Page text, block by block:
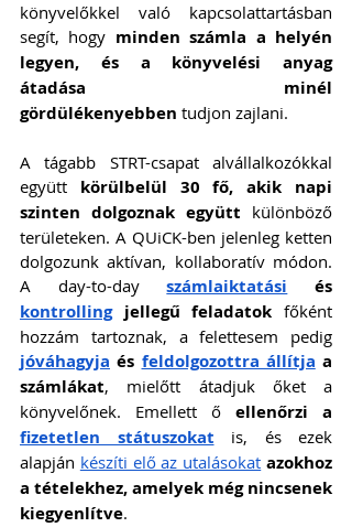
könyvelőkkel való kapcsolattartásban
segít, hogy minden számla a helyén
legyen, és a könyvelési anyag
átadása minél
gördülékenyebben tudjon zajlani.
A tágabb STRT-csapat alvállalkozókkal
együtt körülbelül 30 fő, akik napi
szinten dolgoznak együtt különböző
területeken. A QUiCK-ben jelenleg ketten
dolgozunk aktívan, kollaboratív módon.
A day-to-day számlaiktatási
kontrolling jellegű feladatok főként
jóváhagyja és feldolgozottra állítja a
számlákat, mielőtt átadjuk őket a
könyvelőnek. Emellett ő
fizetetlen státuszokat is, és ezek
alapján készíti elő az utalásokat azokhoz
a tételekhez, amelyek még nincsenek
kiegyenlítve.